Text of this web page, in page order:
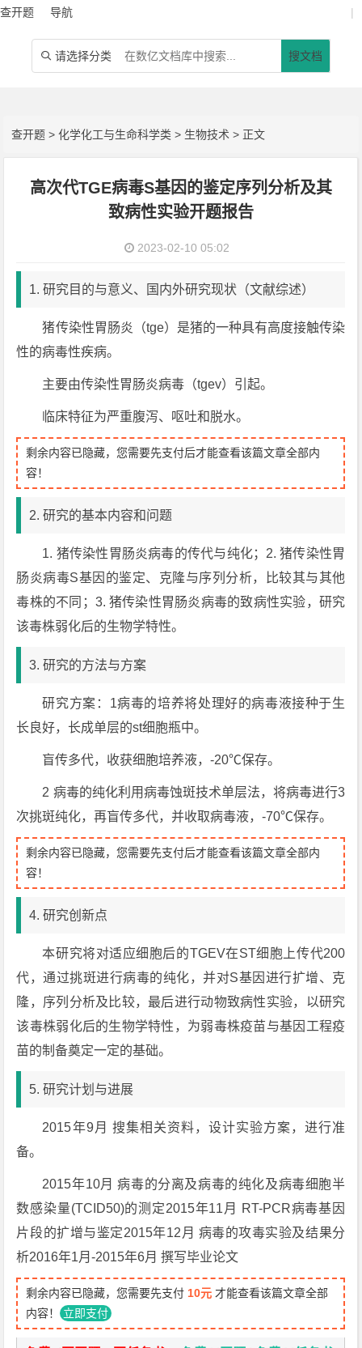
查开题 导航 |
 请选择分类 搜文档
查开题 >化学化工与生命科学类 > 生物技术 > 正文
高次代TGE病毒S基因的鉴定序列分析及其
致病性实验开题报告
2023-02-10 05:02
1. 研究目的与意义、国内外研究现状（文献综述）
猪传染性胃肠炎（tge）是猪的一种具有高度接触传染
性的病毒性疾病。
主要由传染性胃肠炎病毒（tgev）引起。
临床特征为严重腹泻、呕吐和脱水。
剩余内容已隐藏，您需要先支付后才能查看该篇文章全部内
容！
2. 研究的基本内容和问题
1. 猪传染性胃肠炎病毒的传代与纯化；2. 猪传染性胃
肠炎病毒S基因的鉴定、克隆与序列分析，比较其与其他
毒株的不同；3. 猪传染性胃肠炎病毒的致病性实验，研究
该毒株弱化后的生物学特性。
3. 研究的方法与方案
研究方案：1病毒的培养将处理好的病毒液接种于生
长良好，长成单层的st细胞瓶中。
盲传多代，收获细胞培养液，-20℃保存。
2 病毒的纯化利用病毒蚀斑技术单层法，将病毒进行3
次挑斑纯化，再盲传多代，并收取病毒液，-70℃保存。
剩余内容已隐藏，您需要先支付后才能查看该篇文章全部内
容！
4. 研究创新点
本研究将对适应细胞后的TGEV在ST细胞上传代200
代，通过挑斑进行病毒的纯化，并对S基因进行扩增、克
隆，序列分析及比较，最后进行动物致病性实验，以研究
该毒株弱化后的生物学特性，为弱毒株疫苗与基因工程疫
苗的制备奠定一定的基础。
5. 研究计划与进展
2015年9月 搜集相关资料，设计实验方案，进行准
备。
2015年10月 病毒的分离及病毒的纯化及病毒细胞半
数感染量(TCID50)的测定2015年11月 RT-PCR病毒基因
片段的扩增与鉴定2015年12月 病毒的攻毒实验及结果分
析2016年1月-2015年6月 撰写毕业论文
剩余内容已隐藏，您需要先支付 10元 才能查看该篇文章全部
内容！ 立即支付